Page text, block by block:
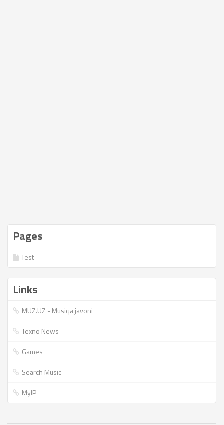
Pages
Test
Links
MUZ.UZ - Musiqa javoni
Texno News
Games
Search Music
MyIP